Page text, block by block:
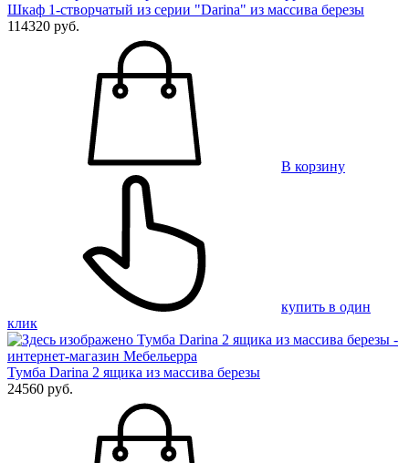
Шкаф 1-створчатый из серии "Darina" из массива березы
114320 руб.
В корзину
купить в один
клик
Тумба Darina 2 ящика из массива березы
24560 руб.